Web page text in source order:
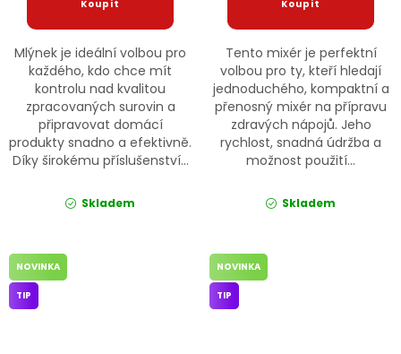
Mlýnek je ideální volbou pro
každého, kdo chce mít
kontrolu nad kvalitou
zpracovaných surovin a
připravovat domácí
produkty snadno a efektivně.
Díky širokému příslušenství...
Skladem
Tento mixér je perfektní
volbou pro ty, kteří hledají
jednoduchého, kompaktní a
přenosný mixér na přípravu
zdravých nápojů. Jeho
rychlost, snadná údržba a
možnost použití...
Skladem
NOVINKA
TIP
NOVINKA
TIP